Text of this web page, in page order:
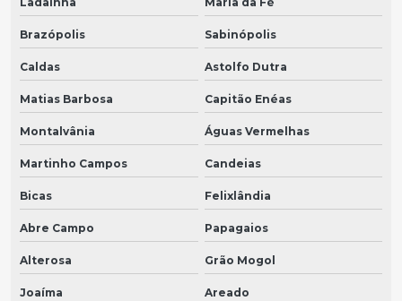
Brazópolis Sabinópolis
Caldas Astolfo Dutra
Matias Barbosa Capitão Enéas
Montalvânia Águas Vermelhas
Martinho Campos Candeias
Bicas Felixlândia
Abre Campo Papagaios
Alterosa Grão Mogol
Joaíma Areado